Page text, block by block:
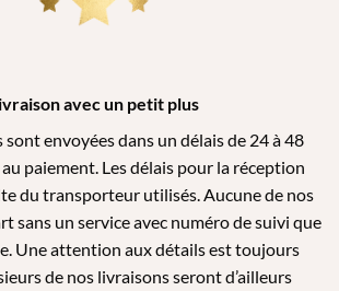
avec un petit plus
sont envoyées dans un délais de 24 à 48
paiement. Les délais pour la réception
du transporteur utilisés. Aucune de nos
sans un service avec numéro de suivi que
Une attention aux détails est toujours
de nos livraisons seront d’ailleurs